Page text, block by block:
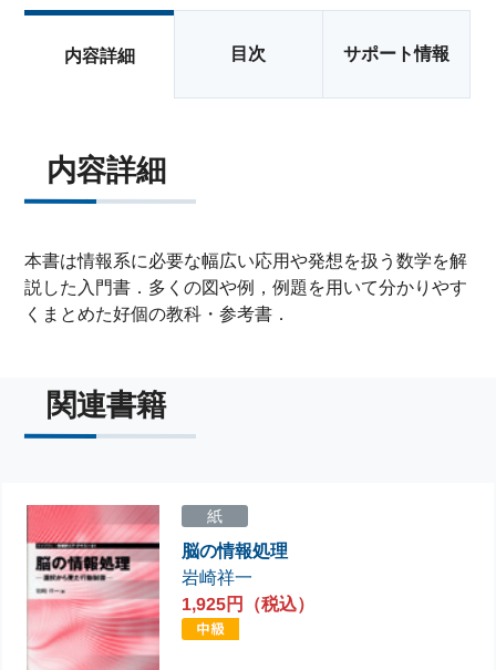
内容詳細 目次 サポート情報
内容詳細
本書は情報系に必要な幅広い応用や発想を扱う数学を解
説した入門書．多くの図や例，例題を用いて分かりやす
くまとめた好個の教科・参考書．
関連書籍
紙
脳の情報処理
岩崎祥一
1,925円（税込）